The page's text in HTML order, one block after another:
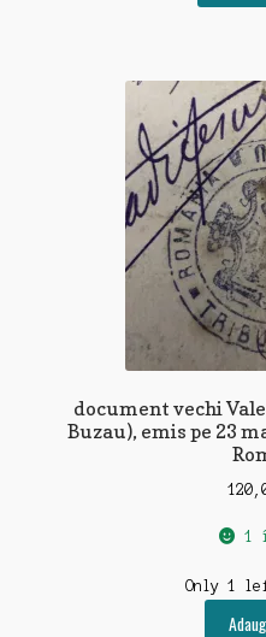
document vechi
Buzau), emis pe 23
1
Only 1